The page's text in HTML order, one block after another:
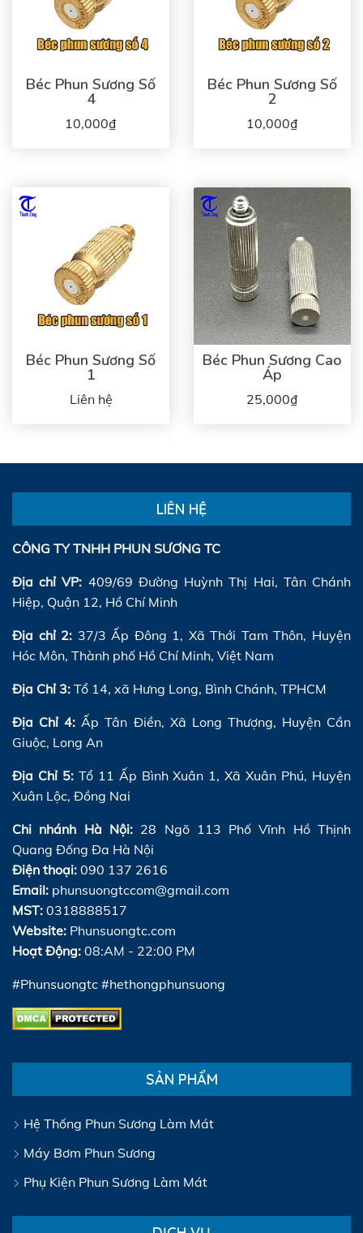
Béc Phun Sương Số
4
10,000₫
Béc Phun Sương Số
2
10,000₫
Béc Phun Sương Số
1
Liên hệ
Béc Phun Sương Cao
Áp
25,000₫
LIÊN HỆ
CÔNG TY TNHH PHUN SƯƠNG TC
Địa chỉ VP: 409/69 Đường Huỳnh Thị Hai, Tân Chánh
Hiệp, Quận 12, Hồ Chí Minh
Địa chỉ 2: 37/3 Ấp Đông 1, Xã Thới Tam Thôn, Huyện
Hóc Môn, Thành phố Hồ Chí Minh, Việt Nam
Địa Chỉ 3: Tổ 14, xã Hưng Long, Bình Chánh, TPHCM
Địa Chỉ 4: Ấp Tân Điền, Xã Long Thượng, Huyện Cần
Giuộc, Long An
Địa Chỉ 5:Tổ 11 Ấp Bình Xuân 1, Xã Xuân Phú, Huyện
Xuân Lộc, Đồng Nai
Chi nhánh Hà Nội: 28 Ngõ 113 Phố Vĩnh Hồ Thịnh
Quang Đống Đa Hà Nội
Điện thoại: 090 137 2616
Email: phunsuongtccom@gmail.com
MST: 0318888517
Website: Phunsuongtc.com
Hoạt Động: 08:AM - 22:00 PM
#Phunsuongtc #hethongphunsuong
SẢN PHẨM
Hệ Thống Phun Sương Làm Mát
Máy Bơm Phun Sương
Phụ Kiện Phun Sương Làm Mát